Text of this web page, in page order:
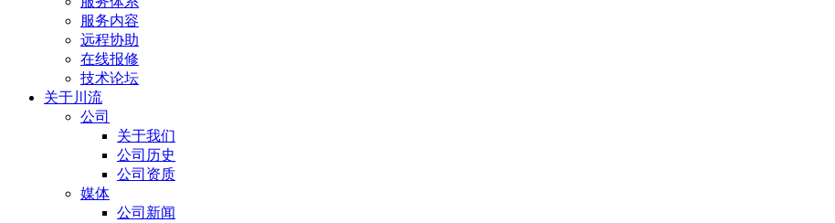
服务内容
远程协助
在线报修
技术论坛
关于川流
公司
关于我们
公司历史
公司资质
媒体
公司新闻